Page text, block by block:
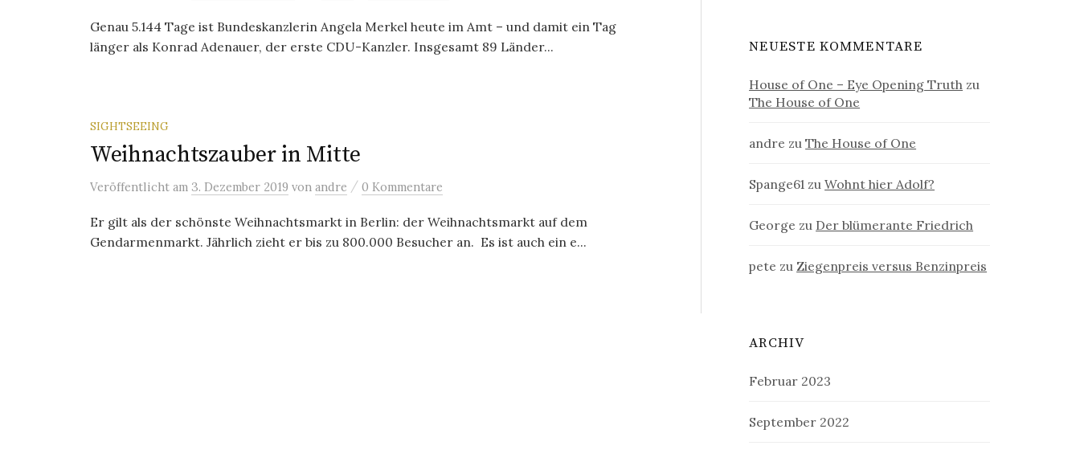
Genau 5.144 Tage ist Bundeskanzlerin Angela Merkel heute im Amt – und damit ein Tag
länger als Konrad Adenauer, der erste CDU-Kanzler. Insgesamt 89 Länder...
SIGHTSEEING
Weihnachtszauber in Mitte
Veröffentlicht am 3. Dezember 2019 von andre / 0 Kommentare
Er gilt als der schönste Weihnachtsmarkt in Berlin: der Weihnachtsmarkt auf dem
Gendarmenmarkt. Jährlich zieht er bis zu 800.000 Besucher an. Es ist auch ein e...
NEUESTE KOMMENTARE
House of One – Eye Opening Truth zu
The House of One
andre zuThe House of One
Spange61 zuWohnt hier Adolf?
George zu Der blümerante Friedrich
pete zu Ziegenpreis versus Benzinpreis
ARCHIV
Februar 2023
September 2022